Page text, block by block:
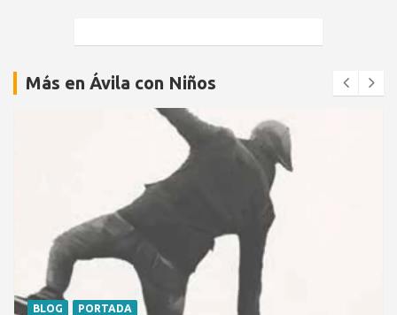
Más en Ávila con Niños
BLOG PORTADA